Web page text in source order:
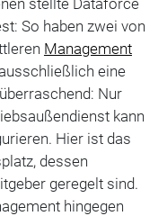
So haben zwei von
Management
eine
Nur
kann
Hier ist das
dessen
geregelt sind.
hingegen